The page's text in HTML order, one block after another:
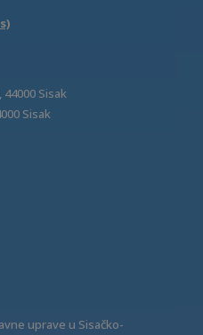
Sisak
Sisak
uprave u Sisačko-